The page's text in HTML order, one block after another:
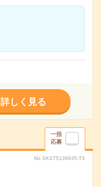
詳しく見る
一括
応募
No.SKST5139935-T3